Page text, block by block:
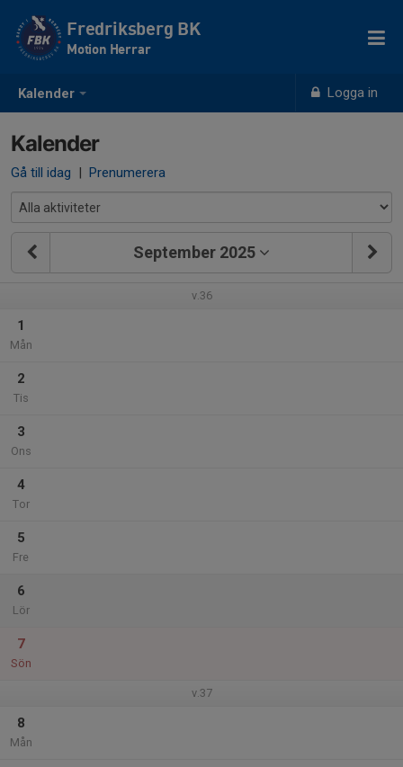
Kalender Logga in
Fredriksberg BK
Motion Herrar
Kalender
Gå till idag | Prenumerera
September 2025
v.36
1
Mån
2
Tis
3
Ons
4
Tor
5
Fre
6
Lör
7
Sön
v.37
8
Mån